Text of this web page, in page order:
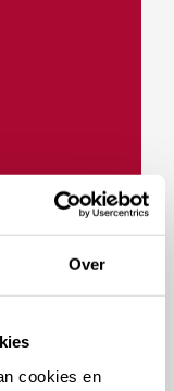
Over
cookies en